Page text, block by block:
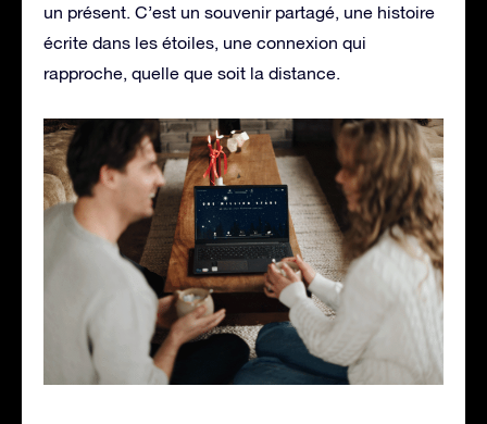
un présent. C’est un souvenir partagé, une histoire
écrite dans les étoiles, une connexion qui
rapproche, quelle que soit la distance.